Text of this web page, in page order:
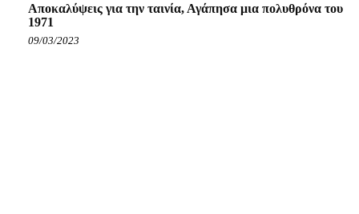
Αποκαλύψεις για την ταινία, Αγάπησα μια πολυθρόνα του
1971
09/03/2023